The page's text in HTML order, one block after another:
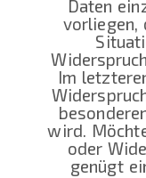
Daten
vorliegen,
Im
wird.
oder
genügt